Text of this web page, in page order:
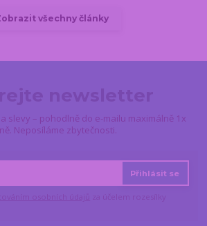
všechny články
slevy – pohodlně do e-mailu maximálně 1x
Neposíláme zbytečnosti.
Přihlásit se